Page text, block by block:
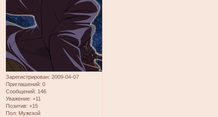
Зарегистрирован: 2009-04-07
Приглашений: 0
Сообщений: 146
Уважение: +11
Позитив: +15
Пол: Мужской